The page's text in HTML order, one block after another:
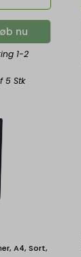
nu
1-2
5 Stk
A4, Sort,